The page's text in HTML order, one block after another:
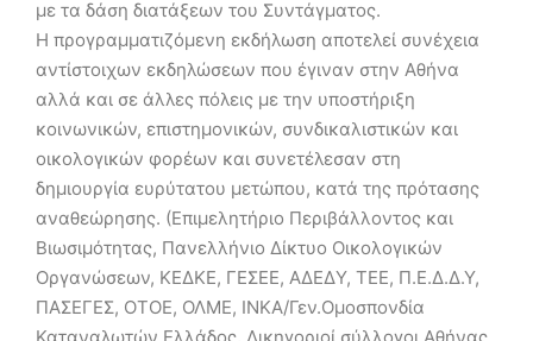
με τα δάση διατάξεων του Συντάγματος.
Η προγραμματιζόμενη εκδήλωση αποτελεί συνέχεια
αντίστοιχων εκδηλώσεων που έγιναν στην Αθήνα
αλλά και σε άλλες πόλεις με την υποστήριξη
κοινωνικών, επιστημονικών, συνδικαλιστικών και
οικολογικών φορέων και συνετέλεσαν στη
δημιουργία ευρύτατου μετώπου, κατά της πρότασης
αναθεώρησης. (Επιμελητήριο Περιβάλλοντος και
Βιωσιμότητας, Πανελλήνιο Δίκτυο Οικολογικών
Οργανώσεων, ΚΕΔΚΕ, ΓΕΣΕΕ, ΑΔΕΔΥ, ΤΕΕ, Π.Ε.Δ.Δ.Υ,
ΠΑΣΕΓΕΣ, ΟΤΟΕ, ΟΛΜΕ, ΙΝΚΑ/Γεν.Ομοσπονδία
Καταναλωτών Ελλάδος, Δικηγοριοί σύλλογοι Αθήνας